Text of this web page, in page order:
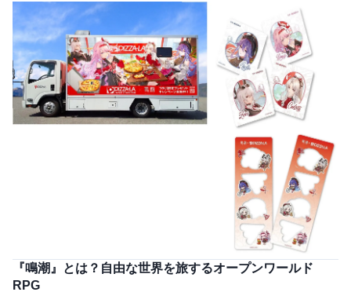
『鳴潮』とは？自由な世界を旅するオープンワールド
RPG